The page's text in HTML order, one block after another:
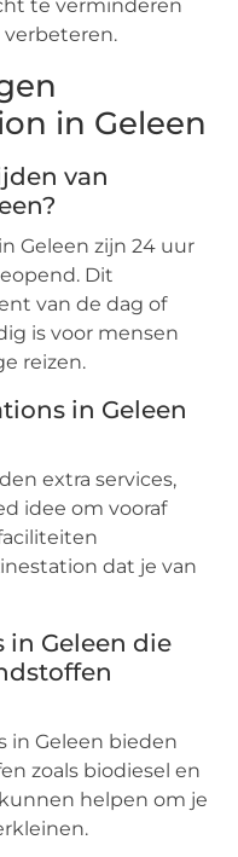
te verminderen
in Geleen
van
Geleen zijn 24 uur
Dit
van de dag of
is voor mensen
reizen.
in Geleen
extra services,
idee om vooraf
dat je van
in Geleen die
in Geleen bieden
zoals biodiesel en
helpen om je